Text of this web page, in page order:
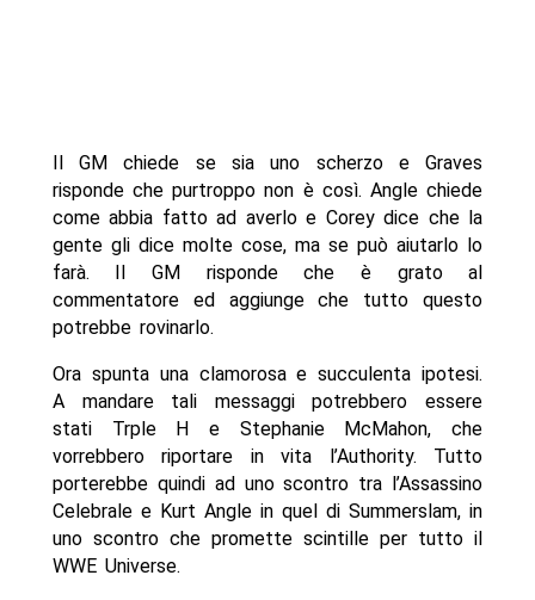
Il GM chiede se sia uno scherzo e Graves
risponde che purtroppo non è così. Angle chiede
come abbia fatto ad averlo e Corey dice che la
gente gli dice molte cose, ma se può aiutarlo lo
farà. Il GM risponde che è grato al
commentatore ed aggiunge che tutto questo
potrebbe rovinarlo.
Ora spunta una clamorosa e succulenta ipotesi.
A mandare tali messaggi potrebbero essere
stati Trple H e Stephanie McMahon, che
vorrebbero riportare in vita l’Authority. Tutto
porterebbe quindi ad uno scontro tra l’Assassino
Celebrale e Kurt Angle in quel di Summerslam, in
uno scontro che promette scintille per tutto il
WWE Universe.